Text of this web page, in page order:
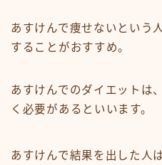
あすけんで痩せないという
することがおすすめ。
あすけんでのダイエットは
く必要があるといいます。
あすけんで結果を出した人